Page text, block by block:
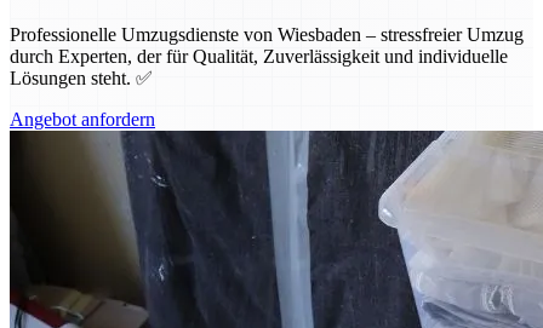
Professionelle Umzugsdienste von Wiesbaden – stressfreier Umzug
durch Experten, der für Qualität, Zuverlässigkeit und individuelle
Lösungen steht. ✅
Angebot anfordern